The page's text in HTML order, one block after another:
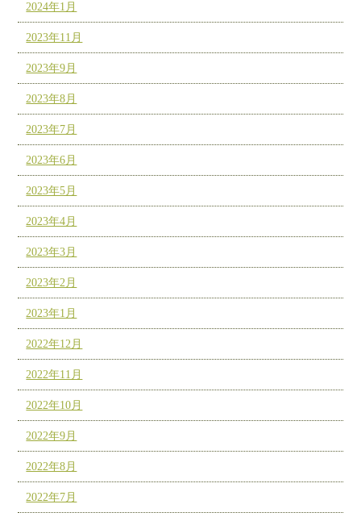
2024年1月
2023年11月
2023年9月
2023年8月
2023年7月
2023年6月
2023年5月
2023年4月
2023年3月
2023年2月
2023年1月
2022年12月
2022年11月
2022年10月
2022年9月
2022年8月
2022年7月